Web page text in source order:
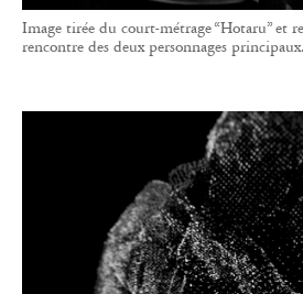
Image tirée du court-métrage “Hotaru” et
rencontre des deux personnages principaux.